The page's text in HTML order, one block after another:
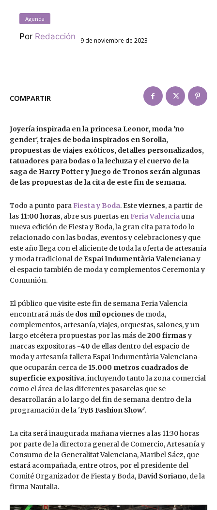
Agenda
Por Redacción 9 de noviembre de 2023
COMPARTIR
Joyería inspirada en la princesa Leonor, moda 'no
gender', trajes de boda inspirados en Sorolla,
propuestas de viajes exóticos, detalles personalizados,
tatuadores para bodas o la lechuza y el cuervo de la
saga de Harry Potter y Juego de Tronos serán algunas
de las propuestas de la cita de este fin de semana.
Todo a punto para Fiesta y Boda. Esteviernes, a partir de
las 11:00 horas, abre sus puertas en Feria Valenciauna
nueva edición de Fiesta y Boda, la gran cita para todo lo
relacionado con las bodas, eventos y celebraciones y que
este año llega con el aliciente de toda la oferta de artesanía
y moda tradicional de Espai Indumentària Valencianay
el espacio también de moda y complementos Ceremonia y
Comunión.
El público que visite este fin de semana Feria Valencia
encontrará más de dos mil opciones de moda,
complementos, artesanía, viajes, orquestas, salones, y un
largo etcétera propuestas por las más de200 firmasy
marcas expositoras -40 de ellas dentro del espacio de
moda y artesanía fallera Espai Indumentària Valenciana-
que ocuparán cerca de 15.000 metros cuadrados de
superficie expositiva, incluyendo tanto la zona comercial
como el área de las diferentes pasarelas que se
desarrollarán a lo largo del fin de semana dentro de la
programación de la 'FyB Fashion Show'.
La cita será inaugurada mañana viernes a las 11:30 horas
por parte de la directora general de Comercio, Artesanía y
Consumo de la Generalitat Valenciana, Maribel Sáez, que
estará acompañada, entre otros, por el presidente del
Comité Organizador de Fiesta y Boda, David Soriano, de la
firma Nautalia.